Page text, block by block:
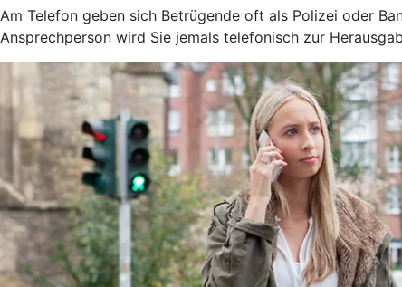
Am Telefon geben sich Betrügende oft als Polizei oder
Ansprechperson wird Sie jemals telefonisch zur